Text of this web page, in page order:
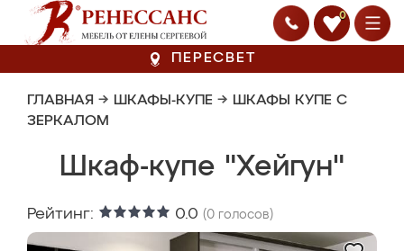
0
ПЕРЕСВЕТ
ГЛАВНАЯ → ШКАФЫ-КУПЕ → ШКАФЫ КУПЕ С
ЗЕРКАЛОМ
Шкаф-купе "Хейгун"
Рейтинг: 0.0 (0 голосов)